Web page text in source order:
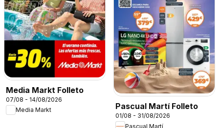
Media Markt Folleto
07/08 - 14/08/2026
Media Markt
Pascual Martí Folleto
01/08 - 31/08/2026
Pascual Martí